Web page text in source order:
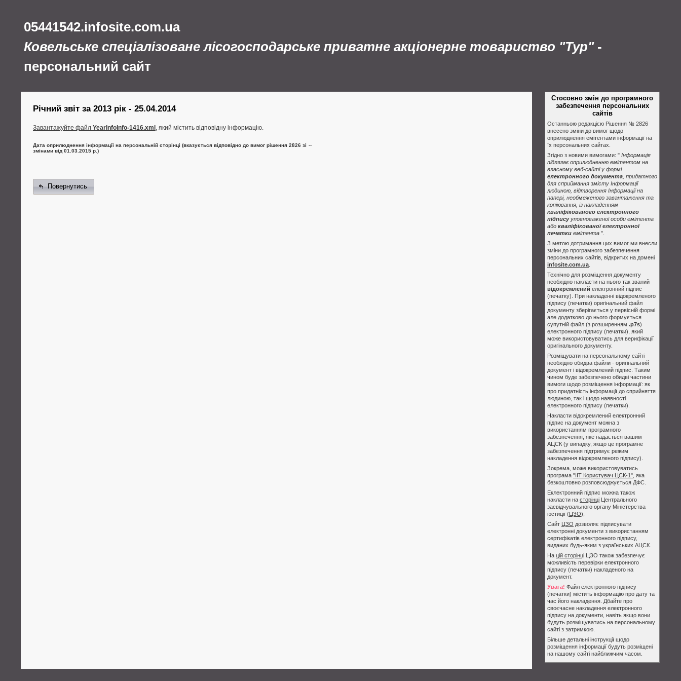
05441542.infosite.com.ua
Ковельське спеціалізоване лісогосподарське приватне акціонерне товариство "Тур"-
персональний сайт
Річний звіт за 2013 рік - 25.04.2014
Завантажуйте файл YearInfoInfo-1416.xml , який містить відповідну інформацію.
Дата оприлюднення інформації на персональній сторінці (вказується відповідно до вимог рішення 2826 зі
змінами від 01.03.2015 р.)
--
Повернутись
Стосовно змін до програмного
забезпечення персональних
сайтів
Останньою редакцією Рішення № 2826
внесено зміни до вимог щодо
оприлюднення емітентами інформації на
їх персональних сайтах.
Згідно з новими вимогами: " Інформація
підлягає оприлюдненню емітентом на
власному веб-сайті у формі
електронного документа , придатного
для сприймання змісту Інформації
людиною, відтворення Інформації на
папері, необмеженого завантаження та
копіювання, із накладенням
кваліфікованого електронного
підписууповноваженої особи емітента
або кваліфікованої електронної
печатки емітента ".
З метою дотримання цих вимог ми внесли
зміни до програмного забезпечення
персональних сайтів, відкритих на домені
infosite.com.ua
Технічно для розміщення документу
необхідно накласти на нього так званий
відокремлений електронний підпис
(печатку). При накладенні відокремленого
підпису (печатки) оригінальний файл
документу зберігається у первісній формі
але додатково до нього формується
супутній файл (з розширенням .p7s)
електронного підпису (печатки), який
може використовуватись для верифікації
оригінального документу.
Розміщувати на персональному сайті
необхідно обидва файли - оригінальний
документ і відокремлений підпис. Таким
чином буде забезпечено обидві частини
вимоги щодо розміщення інформації: як
про придатність інформації до сприйняття
людиною, так і щодо наявності
електронного підпису (печатки).
Накласти відокремлений електронний
підпис на документ можна з
використанням програмного
забезпечення, яке надається вашим
АЦСК (у випадку, якщо це програмне
забезпечення підтримує режим
накладення відокремленого підпису).
Зокрема, може використовуватись
програма "ІІТ Користувач ЦСК-1" , яка
безкоштовно розповсюджується ДФС.
Еклектронний підпис можна також
накласти на сторінці Центрального
засвідчувального органу Міністерства
юстиції (ЦЗО),
Сайт ЦЗО дозволяє підписувати
електронні документи з використанням
сертифікатів електронного підпису,
виданих будь-яким з українських АЦСК.
На цій сторінці ЦЗО також забезпечує
можливість перевірки електронного
підпису (печатки) накладеного на
документ.
Увага! Файл електронного підпису
(печатки) містить інформацію про дату та
час його накладення. Дбайте про
своєчасне накладення електронного
підпису на документи, навіть якщо вони
будуть розміщуватись на персональному
сайті з затримкою.
Більше детальні інструкції щодо
розміщення інформації будуть розміщені
на нашому сайті найближчим часом.